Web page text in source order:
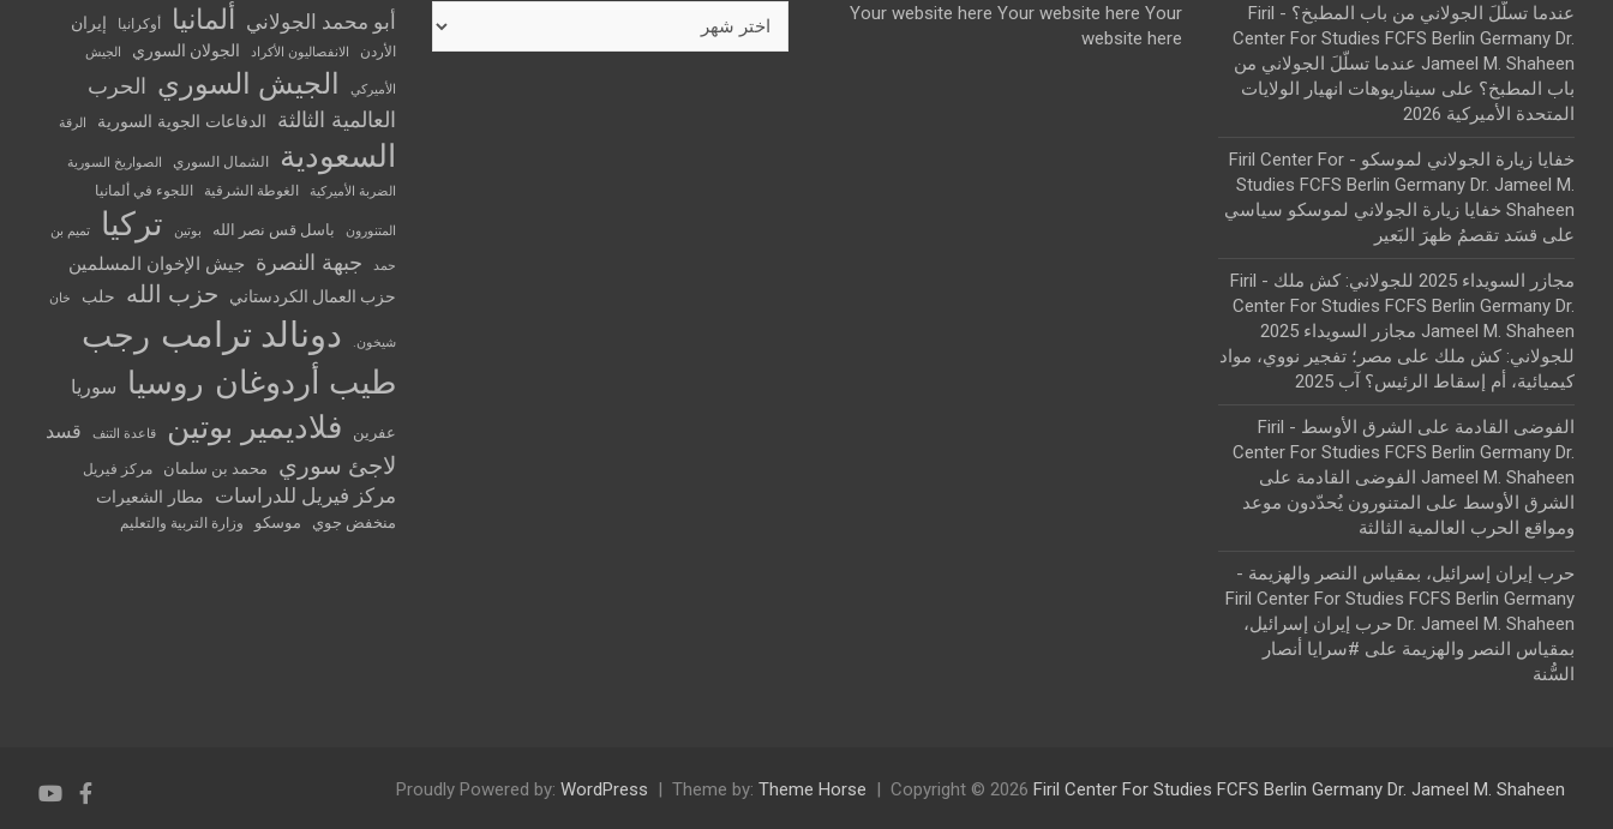
عندما تسلّلَ الجولاني من باب المطبخ؟ - Firil
Center For Studies FCFS Berlin Germany Dr.
Jameel M. Shaheen عندما تسلّلَ الجولاني من
باب المطبخ؟ على سيناريوهات انهيار الولايات
المتحدة الأميركية 2026
خفايا زيارة الجولاني لموسكو - Firil Center For
Studies FCFS Berlin Germany Dr. Jameel M.
Shaheen خفايا زيارة الجولاني لموسكو سياسي
على قسَد تقصمُ ظهرَ البَعير
مجازر السويداء 2025 للجولاني: كش ملك - Firil
Center For Studies FCFS Berlin Germany Dr.
Jameel M. Shaheen مجازر السويداء 2025
للجولاني: كش ملك على مصر؛ تفجير نووي، مواد
كيميائية، أم إسقاط الرئيس؟ آب 2025
الفوضى القادمة على الشرق الأوسط - Firil
Center For Studies FCFS Berlin Germany Dr.
Jameel M. Shaheen الفوضى القادمة على
الشرق الأوسط على المتنورون يُحدّدون موعد
ومواقع الحرب العالمية الثالثة
حرب إيران إسرائيل، بمقياس النصر والهزيمة -
Firil Center For Studies FCFS Berlin Germany
Dr. Jameel M. Shaheen حرب إيران إسرائيل،
بمقياس النصر والهزيمة على #سرايا أنصار
السُّنة
Your website here Your website here Your
website here
أبو محمد الجولاني ألمانيا أوكرانيا إيران
الأردن الانفصاليون الأكراد الجولان السوري الجيش
الأميركي الجيش السوري الحرب
العالمية الثالثة
الدفاعات الجوية السورية الرقة
السعودية الشمال السوري
الصواريخ السورية
الضربة الأميركية
الغوطة الشرقية اللجوء في ألمانيا
المتنورون باسل قس نصر الله بوتين تركيا تميم بن
حمد جبهة النصرة جيش الإخوان المسلمين
حزب العمال الكردستاني حزب الله حلب خان
شيخون. دونالد ترامب رجب
طيب أردوغان روسيا سوريا
عفرين فلاديمير بوتين قاعدة التنف قسد
لاجئ سوري محمد بن سلمان مركز فيريل
مركز فيريل للدراسات مطار الشعيرات
منخفض جوي موسكو وزارة التربية والتعليم
Copyright © 2026 Firil Center For Studies FCFS Berlin Germany Dr. Jameel M. Shaheen
Theme by: Theme Horse
Proudly Powered by: WordPress